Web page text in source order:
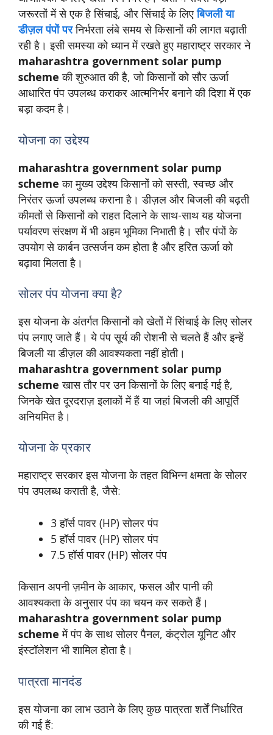
जरूरतों में से एक है सिंचाई, और सिंचाई के लिएबिजली या
डीज़ल पंपों परनिर्भरता लंबे समय से किसानों की लागत बढ़ाती
रही है। इसी समस्या को ध्यान में रखते हुए महाराष्ट्र सरकार ने
maharashtra government solar pump
scheme की शुरुआत की है, जो किसानों को सौर ऊर्जा
आधारित पंप उपलब्ध कराकर आत्मनिर्भर बनाने की दिशा में एक
बड़ा कदम है।
योजना का उद्देश्य
maharashtra government solar pump
scheme का मुख्य उद्देश्य किसानों को सस्ती, स्वच्छ और
निरंतर ऊर्जा उपलब्ध कराना है। डीज़ल और बिजली की बढ़ती
कीमतों से किसानों को राहत दिलाने के साथ-साथ यह योजना
पर्यावरण संरक्षण में भी अहम भूमिका निभाती है। सौर पंपों के
उपयोग से कार्बन उत्सर्जन कम होता है और हरित ऊर्जा को
बढ़ावा मिलता है।
सोलर पंप योजना क्या है?
इस योजना के अंतर्गत किसानों को खेतों में सिंचाई के लिए सोलर
पंप लगाए जाते हैं। ये पंप सूर्य की रोशनी से चलते हैं और इन्हें
बिजली या डीज़ल की आवश्यकता नहीं होती।
maharashtra government solar pump
scheme खास तौर पर उन किसानों के लिए बनाई गई है,
जिनके खेत दूरदराज़ इलाकों में हैं या जहां बिजली की आपूर्ति
अनियमित है।
योजना के प्रकार
महाराष्ट्र सरकार इस योजना के तहत विभिन्न क्षमता के सोलर
पंप उपलब्ध कराती है, जैसे:
3 हॉर्स पावर (HP) सोलर पंप
5 हॉर्स पावर (HP) सोलर पंप
7.5 हॉर्स पावर (HP) सोलर पंप
किसान अपनी ज़मीन के आकार, फसल और पानी की
आवश्यकता के अनुसार पंप का चयन कर सकते हैं।
maharashtra government solar pump
scheme में पंप के साथ सोलर पैनल, कंट्रोल यूनिट और
इंस्टॉलेशन भी शामिल होता है।
पात्रता मानदंड
इस योजना का लाभ उठाने के लिए कुछ पात्रता शर्तें निर्धारित
की गई हैं: